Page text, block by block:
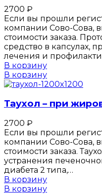
2700 ₽
Если вы прошли
компании Сово-Сова,
стоимости заказа.
средство в капсулах,
лечения и
В корзину
В корзину
Таухол – при
2700 ₽
Если вы прошли
компании Сово-Сова,
стоимости заказа.
устранения
диабета 2 типа,…
В корзину
В корзину